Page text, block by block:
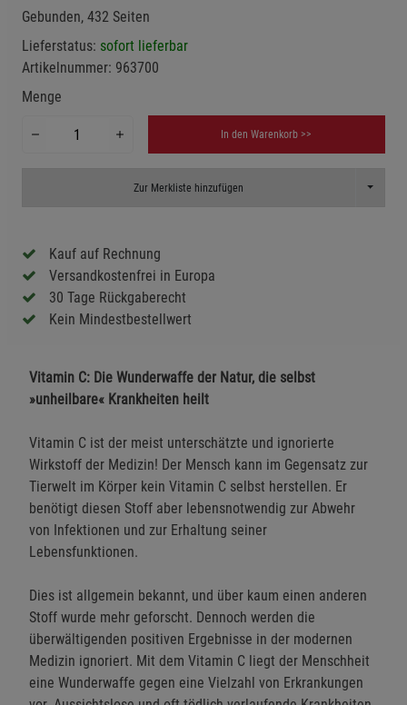
Gebunden, 432 Seiten
Lieferstatus: sofort lieferbar
Artikelnummer: 963700
Menge
In den Warenkorb >>
Zur Merkliste hinzufügen Toggle
Kauf auf Rechnung
Versandkostenfrei in Europa
30 Tage Rückgaberecht
Kein Mindestbestellwert
Vitamin C: Die Wunderwaffe der Natur, die selbst
»unheilbare« Krankheiten heilt
Vitamin C ist der meist unterschätzte und ignorierte
Wirkstoff der Medizin! Der Mensch kann im Gegensatz zur
Tierwelt im Körper kein Vitamin C selbst herstellen. Er
benötigt diesen Stoff aber lebensnotwendig zur Abwehr
von Infektionen und zur Erhaltung seiner
Lebensfunktionen.
Dies ist allgemein bekannt, und über kaum einen anderen
Stoff wurde mehr geforscht. Dennoch werden die
überwältigenden positiven Ergebnisse in der modernen
Medizin ignoriert. Mit dem Vitamin C liegt der Menschheit
eine Wunderwaffe gegen eine Vielzahl von Erkrankungen